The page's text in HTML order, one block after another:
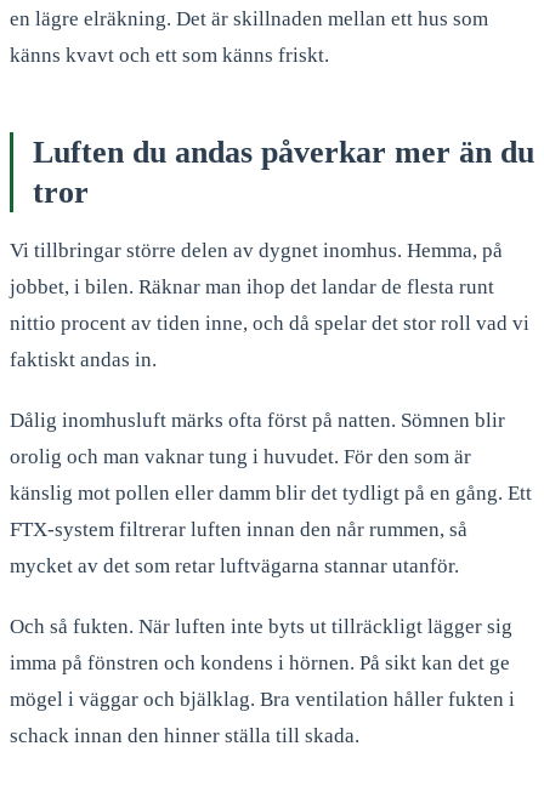
en lägre elräkning. Det är skillnaden mellan ett hus som
känns kvavt och ett som känns friskt.
Luften du andas påverkar mer än du
tror
Vi tillbringar större delen av dygnet inomhus. Hemma, på
jobbet, i bilen. Räknar man ihop det landar de flesta runt
nittio procent av tiden inne, och då spelar det stor roll vad vi
faktiskt andas in.
Dålig inomhusluft märks ofta först på natten. Sömnen blir
orolig och man vaknar tung i huvudet. För den som är
känslig mot pollen eller damm blir det tydligt på en gång. Ett
FTX-system filtrerar luften innan den når rummen, så
mycket av det som retar luftvägarna stannar utanför.
Och så fukten. När luften inte byts ut tillräckligt lägger sig
imma på fönstren och kondens i hörnen. På sikt kan det ge
mögel i väggar och bjälklag. Bra ventilation håller fukten i
schack innan den hinner ställa till skada.